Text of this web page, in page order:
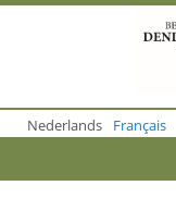
o
m
Nederlands Français